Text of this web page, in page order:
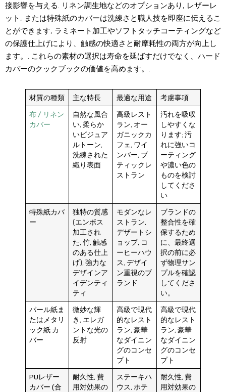
接影響を与える. リネン調生地などのオプションあり, レザーレ
ット, または特殊紙のカバーは洗練さと職人技を即座に伝えるこ
とができます, ラミネート加工やソフトタッチコーティングなど
の保護仕上げにより、触感の快適さと耐摩耗性の両方が向上し
ます。. これらの素材の選択は寿命を延ばすだけでなく、ハード
カバーのクックブックの価値を高めます。.
材質の種類 主な特長 最適な用途 考慮事項
布 / リネン
カバー
自然な風合
い, 柔らか
いビジュア
ルトーン,
洗練された
織り表面
高級レスト
ラン, オー
ガニックカ
フェ, ワイ
ンバー, ブ
ティックレ
ストラン
汚れを吸収
しやすくな
ります; 汚
れに強いコ
ーティング
や濃い色の
ものを検討
してくださ
い
特殊紙カバ
ー
独特の質感
(エンボス
加工され
た, 竹, 触感
のある仕上
げ), 強力な
デザインア
イデンティ
ティ
モダンなレ
ストラン,
デザートシ
ョップ, コ
ーヒーハウ
ス, デザイ
ン重視のブ
ランド
ブランドの
整合性を確
保するため
に、最終選
択の前に必
ず物理サン
プルを確認
してくださ
い。
パール紙ま
たはメタリ
ック紙 カ
バー
微妙な輝
き, エレガ
ントな光の
反射
高級で現代
的なレスト
ラン, 豪華
なダイニン
グのコンセ
プト
高級で現代
的なレスト
ラン, 豪華
なダイニン
グのコンセ
プト
PUレザー
カバー (合
耐久性, 費
用対効果の
ステーキハ
ウス, ホテ
耐久性, 費
用対効果の